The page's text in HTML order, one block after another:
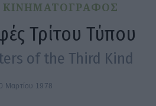
ΚΙΝΗΜΑΤΟΓΡΑΦΟΣ
Τρίτου Τύπου
of the Third Kind
Μαρτίου 1978